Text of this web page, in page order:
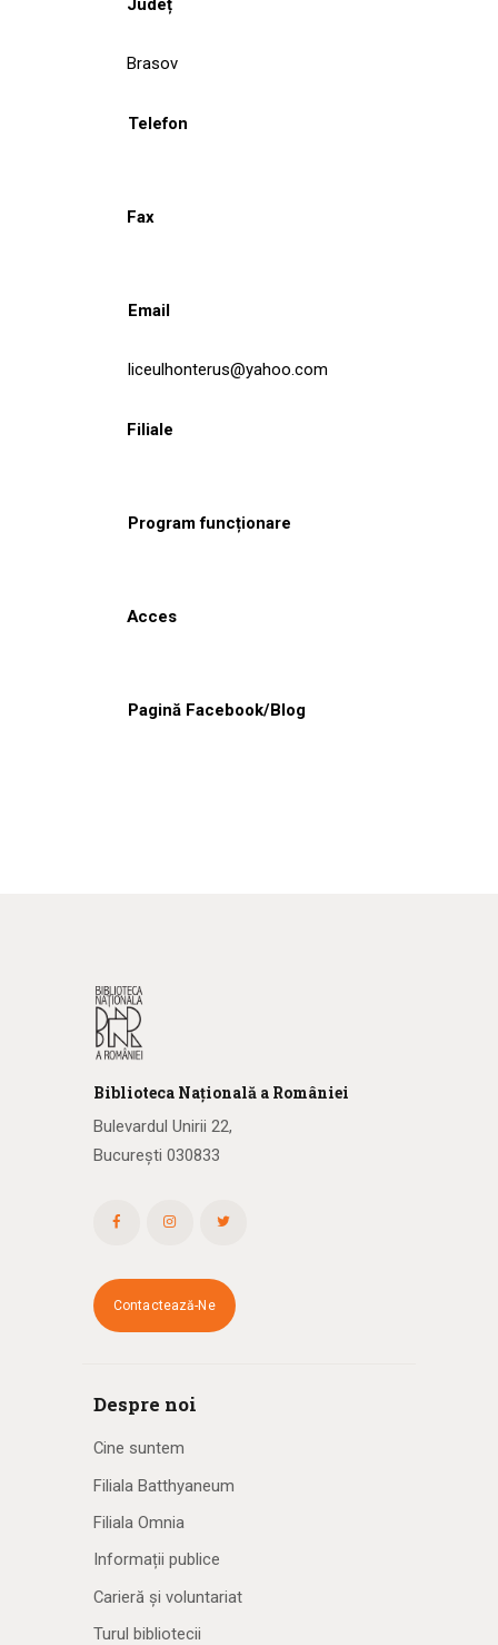
Brasov
Telefon
Fax
Email
liceulhonterus@yahoo.com
Filiale
Program funcționare
Acces
Pagină Facebook/Blog
Biblioteca Națională a României
Bulevardul Unirii 22,
București 030833
Contactează-Ne
Despre noi
Cine suntem
Filiala Batthyaneum
Filiala Omnia
Informații publice
Carieră și voluntariat
Turul bibliotecii